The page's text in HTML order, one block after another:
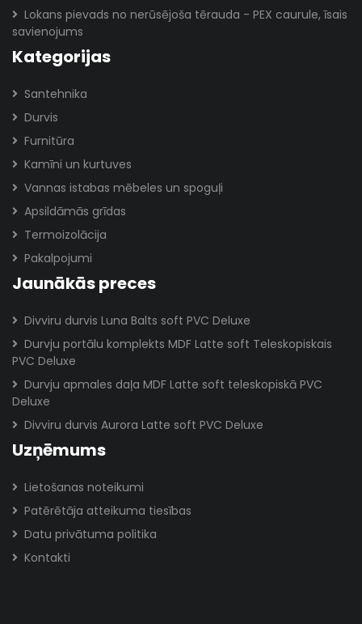
Lokans pievads no nerūsējoša tērauda - PEX caurule, īsais
savienojums
Kategorijas
Santehnika
Durvis
Furnitūra
Kamīni un kurtuves
Vannas istabas mēbeles un spoguļi
Apsildāmās grīdas
Termoizolācija
Pakalpojumi
Jaunākās preces
Divviru durvis Luna Balts soft PVC Deluxe
Durvju portālu komplekts MDF Latte soft Teleskopiskais
PVC Deluxe
Durvju apmales daļa MDF Latte soft teleskopiskā PVC
Deluxe
Divviru durvis Aurora Latte soft PVC Deluxe
Uzņēmums
Lietošanas noteikumi
Patērētāja atteikuma tiesības
Datu privātuma politika
Kontakti